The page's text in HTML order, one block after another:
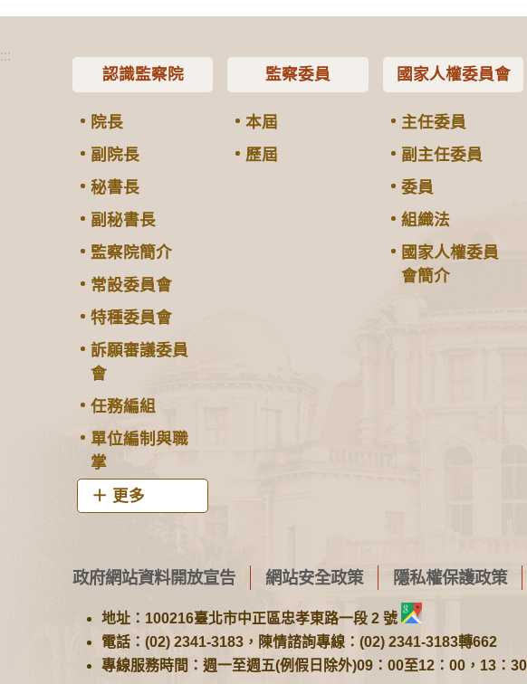
:::
認識監察院
院長
副院長
秘書長
副秘書長
監察院簡介
常設委員會
特種委員會
訴願審議委員
會
任務編組
單位編制與職
掌
更多
監察委員
本屆
歷屆
國家人權委員會
主任委員
副主任委員
委員
組織法
國家人權委員
會簡介
政府網站資料開放宣告 網站安全政策 隱私權保護政策
地址：100216臺北市中正區忠孝東路一段 2 號
電話：(02) 2341-3183，陳情諮詢專線：(02) 2341-3183轉662
專線服務時間：週一至週五(例假日除外)09：00至12：00，13：